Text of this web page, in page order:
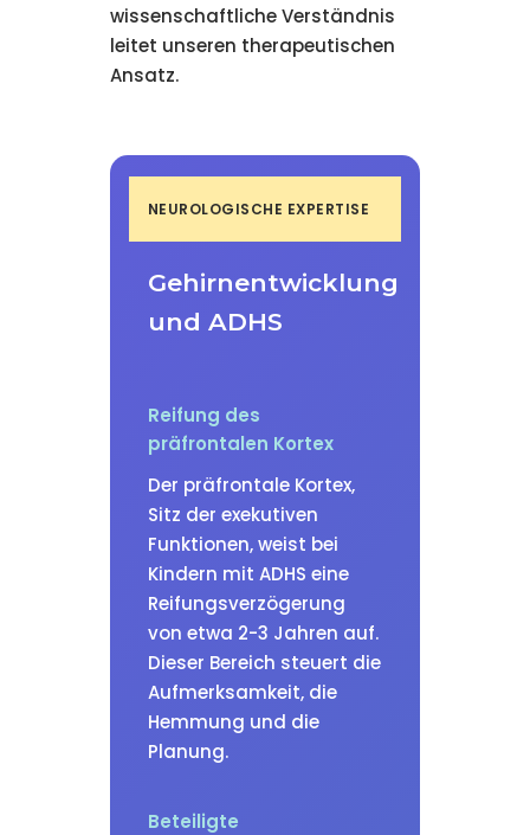
wissenschaftliche Verständnis
leitet unseren therapeutischen
Ansatz.
NEUROLOGISCHE EXPERTISE
Gehirnentwicklung
und ADHS
Reifung des
präfrontalen Kortex
Der präfrontale Kortex,
Sitz der exekutiven
Funktionen, weist bei
Kindern mit ADHS eine
Reifungsverzögerung
von etwa 2-3 Jahren auf.
Dieser Bereich steuert die
Aufmerksamkeit, die
Hemmung und die
Planung.
Beteiligte